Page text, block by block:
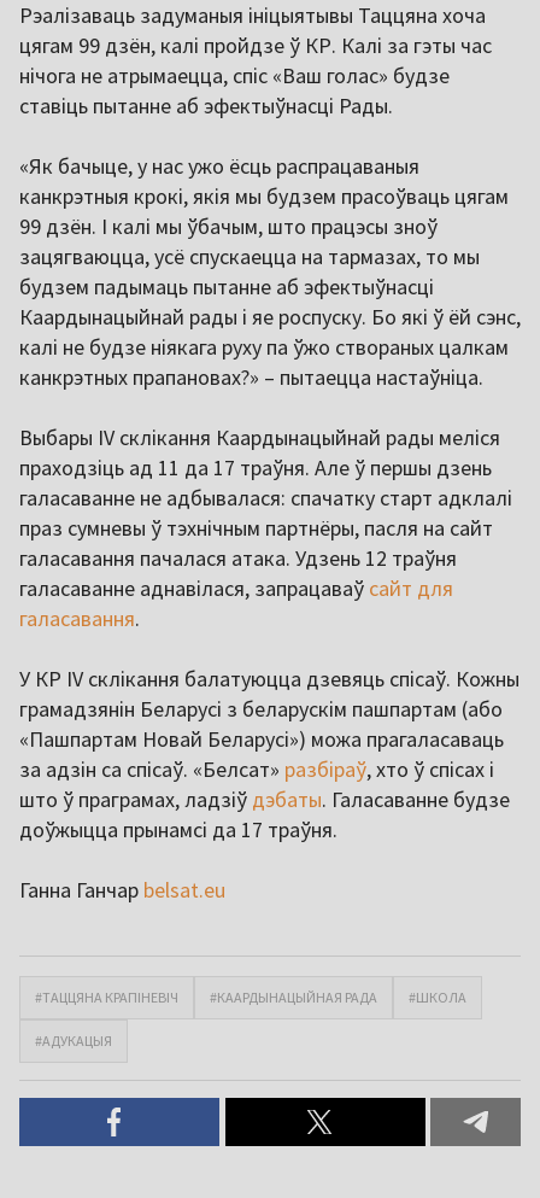
Рэалізаваць задуманыя ініцыятывы Таццяна хоча
цягам 99 дзён, калі пройдзе ў КР. Калі за гэты час
нічога не атрымаецца, спіс «Ваш голас» будзе
ставіць пытанне аб эфектыўнасці Рады.
«Як бачыце, у нас ужо ёсць распрацаваныя
канкрэтныя крокі, якія мы будзем прасоўваць цягам
99 дзён. І калі мы ўбачым, што працэсы зноў
зацягваюцца, усё спускаецца на тармазах, то мы
будзем падымаць пытанне аб эфектыўнасці
Каардынацыйнай рады і яе роспуску. Бо які ў ёй сэнс,
калі не будзе ніякага руху па ўжо створаных цалкам
канкрэтных прапановах?» – пытаецца настаўніца.
Выбары IV склікання Каардынацыйнай рады меліся
праходзіць ад 11 да 17 траўня. Але ў першы дзень
галасаванне не адбывалася: спачатку старт адклалі
праз сумневы ў тэхнічным партнёры, пасля на сайт
галасавання пачалася атака. Удзень 12 траўня
галасаванне аднавілася, запрацаваў сайт для
галасавання.
У КР IV склікання балатуюцца дзевяць спісаў. Кожны
грамадзянін Беларусі з беларускім пашпартам (або
«Пашпартам Новай Беларусі») можа прагаласаваць
за адзін са спісаў. «Белсат» разбіраў, хто ў спісах і
што ў праграмах, ладзіў дэбаты. Галасаванне будзе
доўжыцца прынамсі да 17 траўня.
Ганна Ганчар belsat.eu
#ТАЦЦЯНА КРАПІНЕВІЧ #КААРДЫНАЦЫЙНАЯ РАДА #ШКОЛА
#АДУКАЦЫЯ